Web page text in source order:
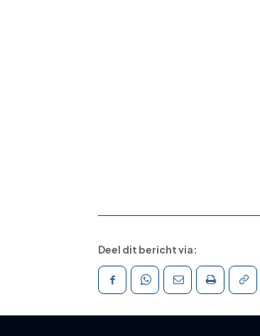
Deel dit bericht via: